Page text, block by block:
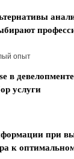
в
услуги
при
к